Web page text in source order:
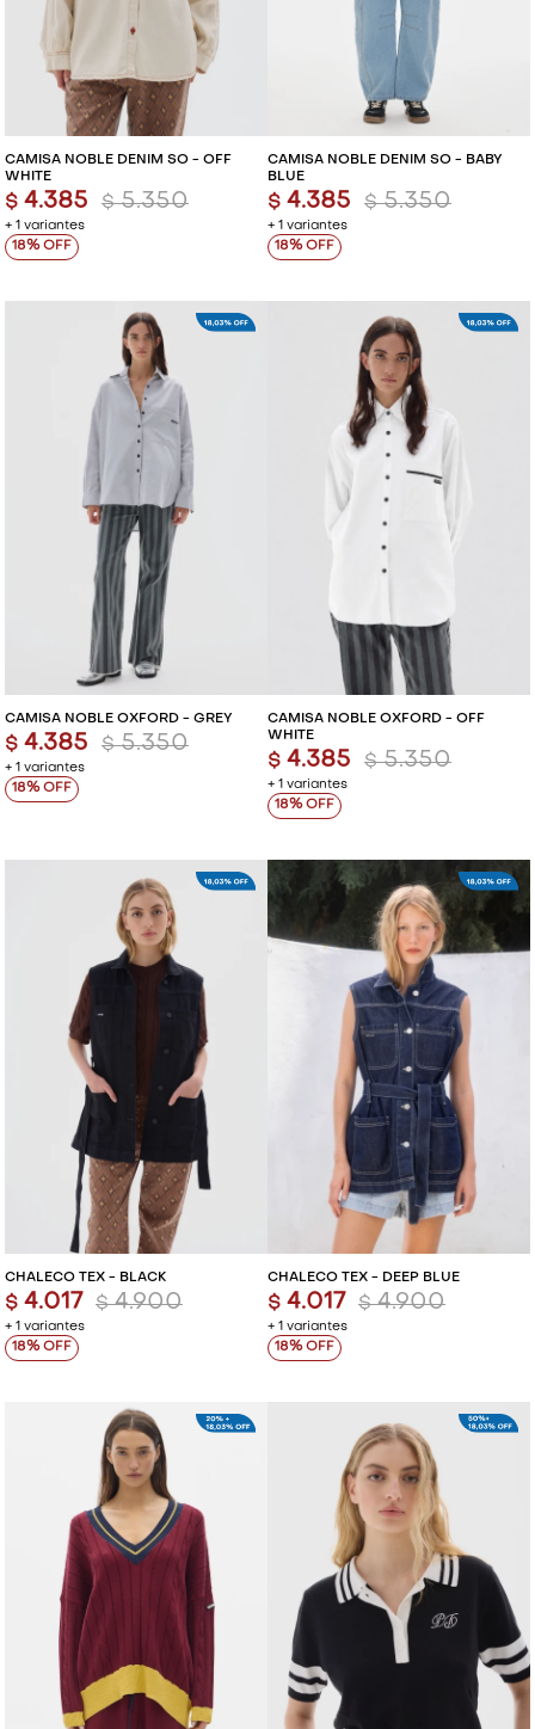
CAMISA NOBLE DENIM SO - OFF
WHITE
+ 1 variantes
$ 4.385 $ 5.350
18
CAMISA NOBLE DENIM SO - BABY
BLUE
+ 1 variantes
$ 4.385 $ 5.350
18
CAMISA NOBLE OXFORD - GREY
+ 1 variantes
$ 4.385 $ 5.350
18
CAMISA NOBLE OXFORD - OFF
WHITE
+ 1 variantes
$ 4.385 $ 5.350
18
CHALECO TEX - BLACK
+ 1 variantes
$ 4.017 $ 4.900
18
CHALECO TEX - DEEP BLUE
+ 1 variantes
$ 4.017 $ 4.900
18
VESTIDOS Y MONOS
CAMISAS Y BLUSAS
SHORTS Y FALDAS
VESTIDOS Y MONOS
CAMISAS Y BLUSAS
SHORTS Y FALDAS